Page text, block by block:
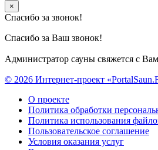
×
Спасибо за звонок!
Спасибо за Ваш звонок!
Администратор сауны свяжется с
© 2026 Интернет-проект
О проекте
Политика обработки
Политика использования
Пользовательское соглашение
Условия оказания услуг